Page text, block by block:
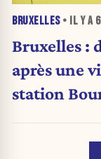
BRUXELLES• IL Y A
Bruxelles :
après une
station